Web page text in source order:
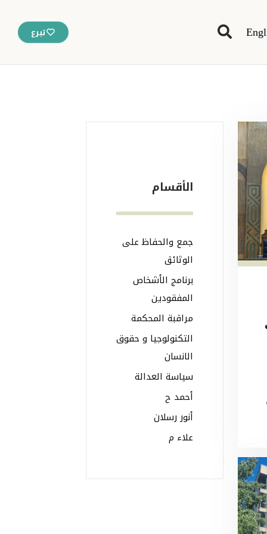
تبرع
الأقسام
جمع والحفاظ على
الوثائق
برنامج الأشخاص
المفقودين
مراقبة المحكمة
التكنولوجيا و حقوق
الانسان
سياسة العدالة
أحمد ح
أنور رسلان
علاء م